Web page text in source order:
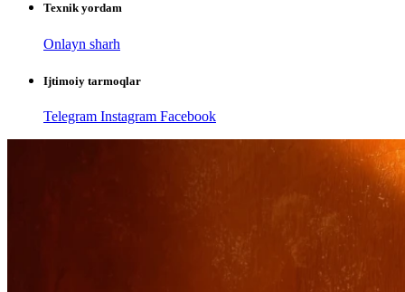
Texnik yordam
Onlayn sharh
Ijtimoiy tarmoqlar
Telegram Instagram Facebook